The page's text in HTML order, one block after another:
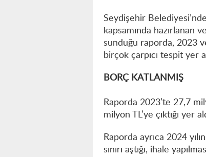
Seydişehir
kapsamında
sunduğu raporda, 2023
birçok çarpıcı tespit yer
BORÇ KATLANMIŞ
Raporda 2023’te 27,7
milyon TL’ye çıktığı yer
Raporda ayrıca 2024
sınırı aştığı, ihale